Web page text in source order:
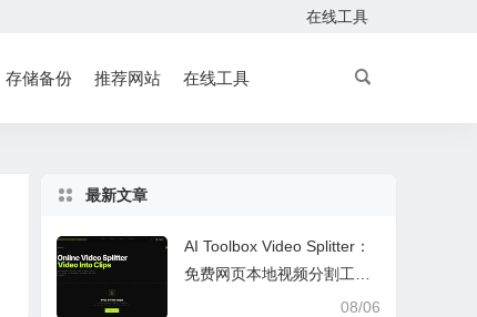
在线工具
存储备份 推荐网站 在线工具
最新文章
AI Toolbox Video Splitter：
免费网页本地视频分割工
具，多模式裁切高清视频且
08/06